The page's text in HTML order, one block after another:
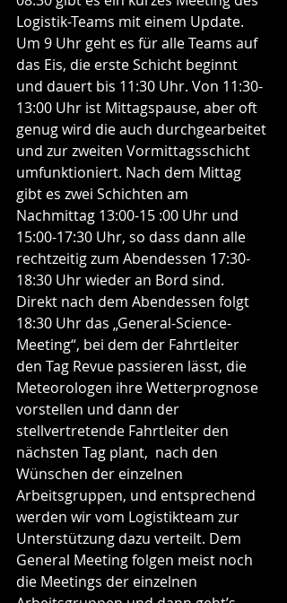
Logistik-Teams mit einem Update.
Um 9 Uhr geht es für alle Teams auf
das Eis, die erste Schicht beginnt
und dauert bis 11:30 Uhr. Von 11:30-
13:00 Uhr ist Mittagspause, aber oft
genug wird die auch durchgearbeitet
und zur zweiten Vormittagsschicht
umfunktioniert. Nach dem Mittag
gibt es zwei Schichten am
Nachmittag 13:00-15 :00 Uhr und
15:00-17:30 Uhr, so dass dann alle
rechtzeitig zum Abendessen 17:30-
18:30 Uhr wieder an Bord sind.
Direkt nach dem Abendessen folgt
18:30 Uhr das „General-Science-
Meeting“, bei dem der Fahrtleiter
den Tag Revue passieren lässt, die
Meteorologen ihre Wetterprognose
vorstellen und dann der
stellvertretende Fahrtleiter den
nächsten Tag plant,  nach den
Wünschen der einzelnen
Arbeitsgruppen, und entsprechend
werden wir vom Logistikteam zur
Unterstützung dazu verteilt. Dem
General Meeting folgen meist noch
die Meetings der einzelnen